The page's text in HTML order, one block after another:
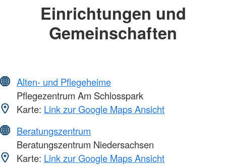
Einrichtungen und
Gemeinschaften
Alten- und Pflegeheime
Pflegezentrum Am Schlosspark
Karte: Link zur Google Maps Ansicht
Beratungszentrum
Beratungszentrum Niedersachsen
Karte: Link zur Google Maps Ansicht